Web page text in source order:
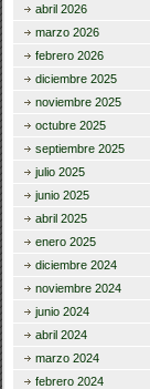
abril 2026
marzo 2026
febrero 2026
diciembre 2025
noviembre 2025
octubre 2025
septiembre 2025
julio 2025
junio 2025
abril 2025
enero 2025
diciembre 2024
noviembre 2024
junio 2024
abril 2024
marzo 2024
febrero 2024